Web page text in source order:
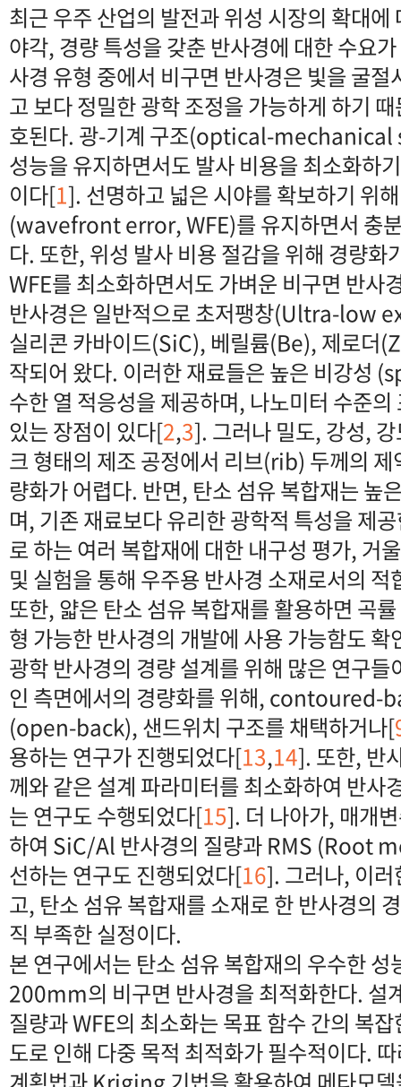
최근 우주 산업의 발전과 위성 시장의 확대
야각, 경량 특성을 갖춘 반사경에 대한 수요
사경 유형 중에서 비구면 반사경은 빛을 굴
고 보다 정밀한 광학 조정을 가능하게 하기
호된다. 광-기계 구조(optical-
성능을 유지하면서도 발사 비용을 최소화하
이다[1]. 선명하고 넓은 시야를 확보하기 위
(wavefront error, WFE)를 유지하면서 충
다. 또한, 위성 발사 비용 절감을 위해 경량화
WFE를 최소화하면서도 가벼운 비구면 반사
반사경은 일반적으로 초저팽창(Ultra-low
실리콘 카바이드(SiC), 베릴륨(Be), 제로더
작되어 왔다. 이러한 재료들은 높은 비강성
수한 열 적응성을 제공하며, 나노미터 수준
있는 장점이 있다[2,3]. 그러나 밀도, 강성,
크 형태의 제조 공정에서 리브(rib) 두께의
량화가 어렵다. 반면, 탄소 섬유 복합재는 높
며, 기존 재료보다 유리한 광학적 특성을 제
로 하는 여러 복합재에 대한 내구성 평가, 거
및 실험을 통해 우주용 반사경 소재로서의
또한, 얇은 탄소 섬유 복합재를 활용하면 곡
형 가능한 반사경의 개발에 사용 가능함도 확
광학 반사경의 경량 설계를 위해 많은 연구
인 측면에서의 경량화를 위해, contoured-
(open-back), 샌드위치 구조를 채택하거나[
용하는 연구가 진행되었다[13,14]. 또한, 반
께와 같은 설계 파라미터를 최소화하여 반사
는 연구도 수행되었다[15]. 더 나아가, 매개
하여 SiC/Al 반사경의 질량과 RMS (Root
선하는 연구도 진행되었다[16]. 그러나, 이러
고, 탄소 섬유 복합재를 소재로 한 반사경의
직 부족한 실정이다.
본 연구에서는 탄소 섬유 복합재의 우수한
200mm의 비구면 반사경을 최적화한다. 설
질량과 WFE의 최소화는 목표 함수 간의 복
도로 인해 다중 목적 최적화가 필수적이다.